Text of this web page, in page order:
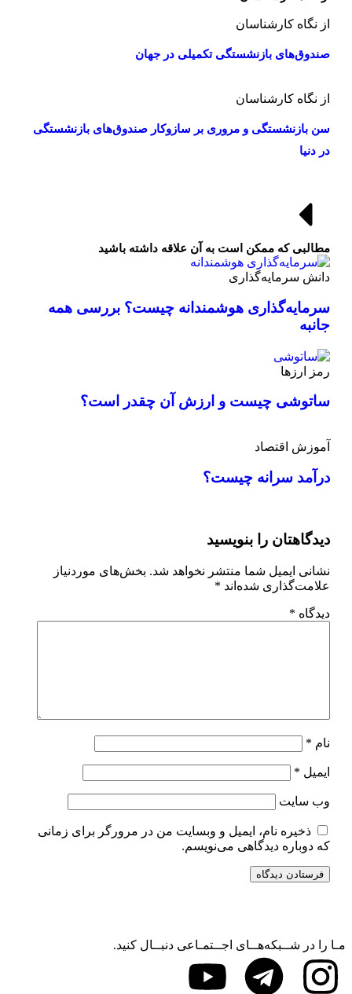
از نگاه کارشناسان
صندوق‌های بازنشستگی تکمیلی در جهان
از نگاه کارشناسان
سن بازنشستگی و مروری بر سازوکار صندوق‌های بازنشستگی
در دنیا
مطالبی که ممکن است به آن علاقه داشته باشید
دانش سرمایه‌گذاری
سرمایه‌گذاری هوشمندانه چیست؟ بررسی همه
جانبه
رمز ارزها
ساتوشی چیست و ارزش آن چقدر است؟
آموزش اقتصاد
درآمد سرانه چیست؟
دیدگاهتان را بنویسید
نشانی ایمیل شما منتشر نخواهد شد. بخش‌های موردنیاز
علامت‌گذاری شده‌اند *
دیدگاه *
نام *
ایمیل *
وب‌ سایت
ذخیره نام، ایمیل و وبسایت من در مرورگر برای زمانی
که دوباره دیدگاهی می‌نویسم.
مـا را در شــبکه‌هــای اجــتمـاعی دنبــال کنید.